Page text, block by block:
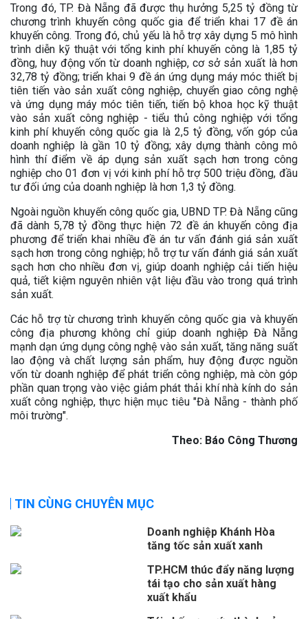
Trong đó, TP. Đà Nẵng đã được thụ hưởng 5,25 tỷ đồng từ
chương trình khuyến công quốc gia để triển khai 17 đề án
khuyến công. Trong đó, chủ yếu là hỗ trợ xây dựng 5 mô hình
trình diễn kỹ thuật với tổng kinh phí khuyến công là 1,85 tỷ
đồng, huy động vốn từ doanh nghiệp, cơ sở sản xuất là hơn
32,78 tỷ đồng; triển khai 9 đề án ứng dụng máy móc thiết bị
tiên tiến vào sản xuất công nghiệp, chuyển giao công nghệ
và ứng dụng máy móc tiên tiến, tiến bộ khoa học kỹ thuật
vào sản xuất công nghiệp - tiểu thủ công nghiệp với tổng
kinh phí khuyến công quốc gia là 2,5 tỷ đồng, vốn góp của
doanh nghiệp là gần 10 tỷ đồng; xây dựng thành công mô
hình thí điểm về áp dụng sản xuất sạch hơn trong công
nghiệp cho 01 đơn vị với kinh phí hỗ trợ 500 triệu đồng, đầu
tư đối ứng của doanh nghiệp là hơn 1,3 tỷ đồng.
Ngoài nguồn khuyến công quốc gia, UBND TP. Đà Nẵng cũng
đã dành 5,78 tỷ đồng thực hiện 72 đề án khuyến công địa
phương để triển khai nhiều đề án tư vấn đánh giá sản xuất
sạch hơn trong công nghiệp; hỗ trợ tư vấn đánh giá sản xuất
sạch hơn cho nhiều đơn vị, giúp doanh nghiệp cải tiến hiệu
quả, tiết kiệm nguyên nhiên vật liệu đầu vào trong quá trình
sản xuất.
Các hỗ trợ từ chương trình khuyến công quốc gia và khuyến
công địa phương không chỉ giúp doanh nghiệp Đà Nẵng
mạnh dạn ứng dụng công nghệ vào sản xuất, tăng năng suất
lao động và chất lượng sản phẩm, huy động được nguồn
vốn từ doanh nghiệp để phát triển công nghiệp, mà còn góp
phần quan trọng vào việc giảm phát thải khí nhà kính do sản
xuất công nghiệp, thực hiện mục tiêu "Đà Nẵng - thành phố
môi trường".
Theo: Báo Công Thương
TIN CÙNG CHUYÊN MỤC
Doanh nghiệp Khánh Hòa
tăng tốc sản xuất xanh
TP.HCM thúc đẩy năng lượng
tái tạo cho sản xuất hàng
xuất khẩu